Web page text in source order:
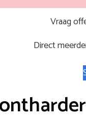
Vraag
Direct